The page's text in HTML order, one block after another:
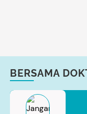
BERSAMA